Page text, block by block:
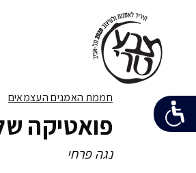
חממת האמנים העצמאים
פואטיקה
נגה פרחי